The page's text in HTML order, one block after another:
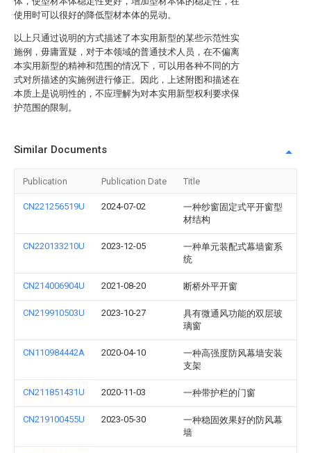
使用时可以很好的降低型材本体的晃动。
以上只通过说明的方式描述了本实用新型的某些示范性实
施例，毋庸置疑，对于本领域的普通技术人员，在不偏离
本实用新型的精神和范围的情况下，可以用各种不同的方
式对所描述的实施例进行修正。因此，上述附图和描述在
本质上是说明性的，不应理解为对本实用新型权利要求保
护范围的限制。
Similar Documents
Publication Publication Date Title
CN221256519U 2024-07-02
一种纱窗固定式平开窗型
材结构
CN220133210U 2023-12-05
一种单元装配式幕墙窗系
统
CN214006904U 2021-08-20 断桥外平开窗
CN219910503U 2023-10-27
具有微通风功能的双层玻
璃窗
CN110984442A 2020-04-10
一种高强度防风幕墙安装
支架
CN211851431U 2020-11-03 一种带护栏的门窗
CN219100455U 2023-05-30
一种稳固效果好的防风幕
墙